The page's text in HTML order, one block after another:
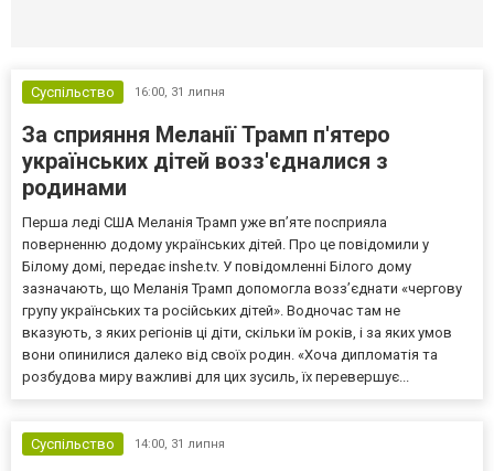
Суспільство 16:00, 31 липня
За сприяння Меланії Трамп п'ятеро
українських дітей возз'єдналися з
родинами
Перша леді США Меланія Трамп уже впʼяте посприяла
поверненню додому українських дітей. Про це повідомили у
Білому домі, передає inshe.tv. У повідомленні Білого дому
зазначають, що Меланія Трамп допомогла возз’єднати «чергову
групу українських та російських дітей». Водночас там не
вказують, з яких регіонів ці діти, скільки їм років, і за яких умов
вони опинилися далеко від своїх родин. «Хоча дипломатія та
розбудова миру важливі для цих зусиль, їх перевершує...
Суспільство 14:00, 31 липня